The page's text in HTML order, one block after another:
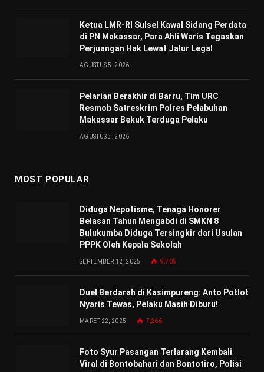
Ketua LMR-RI Sulsel Kawal Sidang Perdata
di PN Makassar, Para Ahli Waris Tegaskan
Perjuangan Hak Lewat Jalur Legal
AGUSTUS 5, 2026
Pelarian Berakhir di Barru, Tim URC
Resmob Satreskrim Polres Pelabuhan
Makassar Bekuk Terduga Pelaku
AGUSTUS 3, 2026
MOST POPULAR
Diduga Nepotisme, Tenaga Honorer
Belasan Tahun Mengabdi di SMKN 8
Bulukumba Diduga Tersingkir dari Usulan
PPPK Oleh Kepala Sekolah
SEPTEMBER 12, 2025 9,705
Duel Berdarah di Kasimpureng: Anto Potlot
Nyaris Tewas, Pelaku Masih Diburu!
MARET 22, 2025 7,266
Foto Syur Pasangan Terlarang Kembali
Viral di Bontobahari dan Bontotiro, Polisi